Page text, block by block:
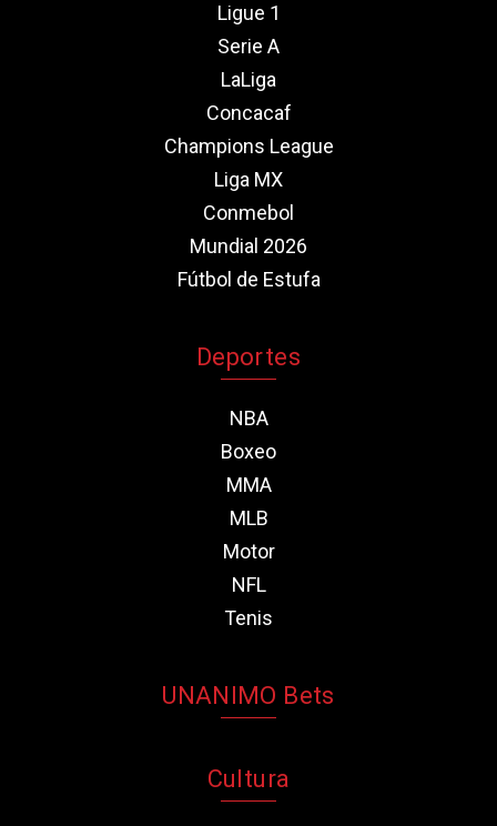
Ligue 1
Serie A
LaLiga
Concacaf
Champions League
Liga MX
Conmebol
Mundial 2026
Fútbol de Estufa
Deportes
NBA
Boxeo
MMA
MLB
Motor
NFL
Tenis
UNANIMO Bets
Cultura